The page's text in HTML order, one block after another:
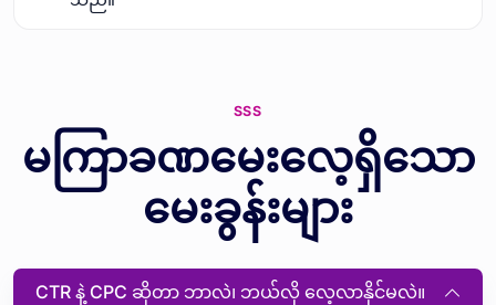
SSS
မကြာခဏမေးလေ့ရှိသော
မေးခွန်းများ
CTR နဲ့ CPC ဆိုတာ ဘာလဲ၊ ဘယ်လို လေ့လာနိုင်မလဲ။